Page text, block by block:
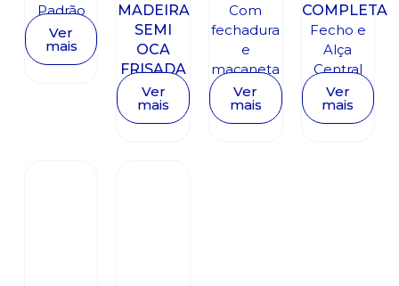
Padrão
Ver
mais
MADEIRA
SEMI
OCA
FRISADA
Ver
mais
Com
fechadura
e
maçaneta
Ver
mais
COMPLETA
Fecho e
Alça
Central
Ver
mais